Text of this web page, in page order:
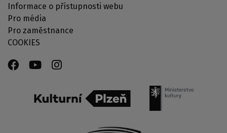
Informace o přístupnosti webu
Pro média
Pro zaměstnance
COOKIES